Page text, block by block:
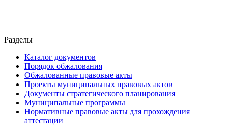
Разделы
Каталог документов
Порядок обжалования
Обжалованные правовые акты
Проекты муниципальных правовых актов
Документы стратегического планирования
Муниципальные программы
Нормативные правовые акты для прохождения
аттестации